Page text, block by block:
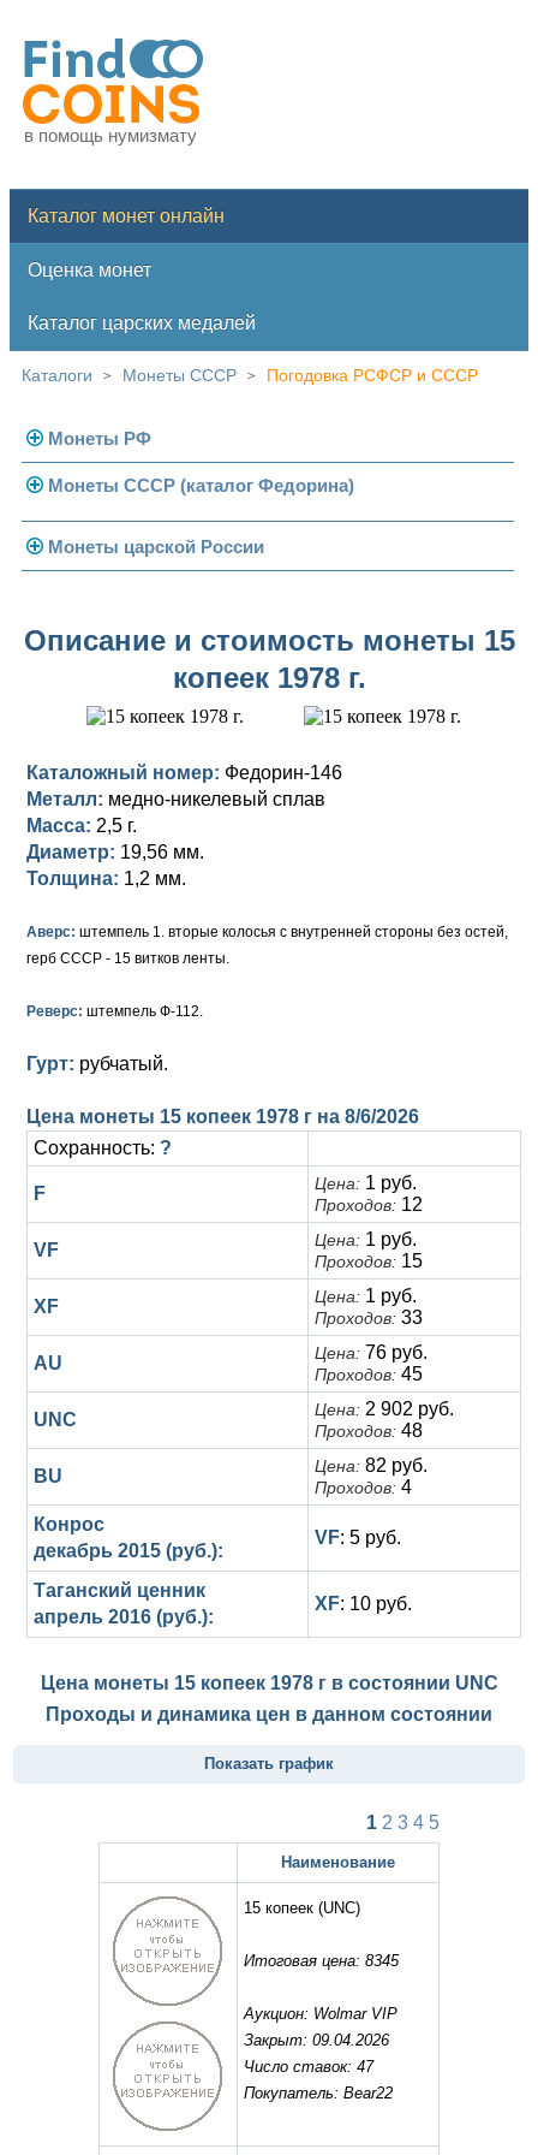
в помощь нумизмату
Каталог монет онлайн
Оценка монет
Каталог царских медалей
Каталоги > Монеты СССР > Погодовка РСФСР и СССР
Монеты РФ
Современная Россия
Монеты 1991-1993 гг.
Монеты СССР (каталог Федорина)
Погодовка СССР
Золотые червонцы
Памятные и юбилейные
Монеты царской России
Золото
Германская оккупация
Для Финляндии
Памятные и донативные
Александр III (1881-1894)
Медь
Для Финляндии
Памятные и донативные
Александр II (1855-1881)
Серебро
Для Финляндии
Памятные и донативные
Платина, золото
Серебро
Медь
Для Грузии
Александр I (1801-1825)
Серебро
Медь
Павел I (1796-1801)
Золото
Серебро
Екатерина II (1762-1796)
Золото
Для Молдавии и Валахии
Петр III (1762)
Петр II (1727-1730)
Екатерина I (1725-1727)
Серебро
Описание и стоимость монеты 15
копеек 1978 г.
Каталожный номер: Федорин-146
Металл: медно-никелевый сплав
Масса: 2,5 г.
Диаметр: 19,56 мм.
Толщина: 1,2 мм.
Аверс: штемпель 1. вторые колосья с внутренней стороны без остей,
герб СССР - 15 витков ленты.
Реверс: штемпель Ф-112.
Гурт: рубчатый.
Цена монеты 15 копеек 1978 г на 8/6/2026
Сохранность: ?
F Цена: 1 руб.
Проходов: 12
VF Цена: 1 руб.
Проходов: 15
XF Цена: 1 руб.
Проходов: 33
AU Цена: 76 руб.
Проходов: 45
UNC Цена: 2 902 руб.
Проходов: 48
BU Цена: 82 руб.
Проходов: 4
Конрос
декабрь 2015 (руб.):
VF: 5 руб.
Таганский ценник
апрель 2016 (руб.):
XF: 10 руб.
Цена монеты 15 копеек 1978 г в состоянии UNC
Проходы и динамика цен в данном состоянии
Показать график
1 2 3 4 5
Наименование
15 копеек (UNC)
Итоговая цена: 8345
Аукцион: Wolmar VIP
Закрыт: 09.04.2026
Число ставок: 47
Покупатель: Bear22